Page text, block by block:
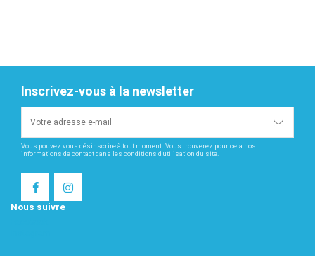
Inscrivez-vous à la newsletter
Vous pouvez vous désinscrire à tout moment. Vous trouverez pour cela nos
informations de contact dans les conditions d'utilisation du site.
Nous suivre